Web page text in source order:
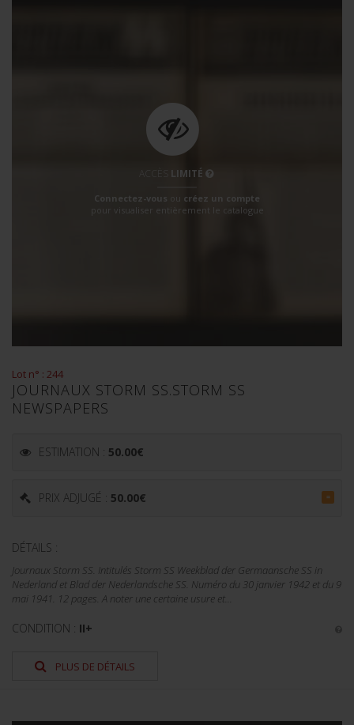
LIMITÉ
Connectez-vous ou créez un compte
pour visualiser entièrement le catalogue
Lot n° : 244
JOURNAUX STORM SS.STORM SS
NEWSPAPERS
ESTIMATION : 50.00€
PRIX ADJUGÉ : 50.00€ =
DÉTAILS :
Journaux Storm SS. Intitulés Storm SS Weekblad der Germaansche SS in
Nederland et Blad der Nederlandsche SS. Numéro du 30 janvier 1942 et du 9
mai 1941. 12 pages. A noter une certaine usure et...
CONDITION : II+
PLUS DE DÉTAILS